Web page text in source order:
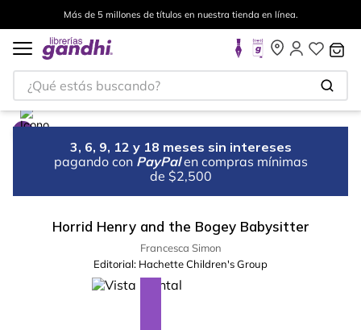
Más de 5 millones de títulos en nuestra tienda en línea.
¿Qué estás buscando?
3, 6, 9, 12 y 18 meses sin intereses
pagando con PayPal en compras mínimas
de $2,500
Horrid Henry and the Bogey Babysitter
Francesca Simon
Editorial: Hachette Children's Group